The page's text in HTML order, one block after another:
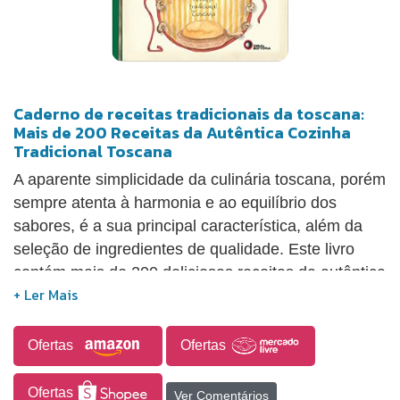
Caderno de receitas tradicionais da toscana:
Mais de 200 Receitas da Autêntica Cozinha
Tradicional Toscana
A aparente simplicidade da culinária toscana, porém
sempre atenta à harmonia e ao equilíbrio dos
sabores, é a sua principal característica, além da
seleção de ingredientes de qualidade. Este livro
contém mais de 200 deliciosas receitas da autêntica
culinária toscana, incluindo massas, carnes e
para netas, que irão trazer muito prazer à sua
mesa.
Ofertas Ofertas
Ofertas Ver Comentários